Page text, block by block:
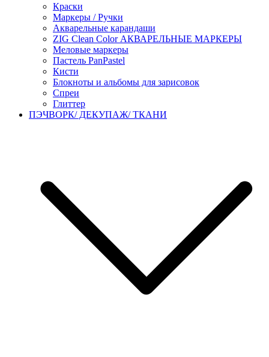
Краски
Маркеры / Ручки
Акварельные карандаши
ZIG Clean Color АКВАРЕЛЬНЫЕ МАРКЕРЫ
Меловые маркеры
Пастель PanPastel
Кисти
Блокноты и альбомы для зарисовок
Спреи
Глиттер
ПЭЧВОРК/ ДЕКУПАЖ/ ТКАНИ